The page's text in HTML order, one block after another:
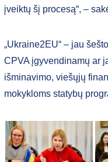
įveiktų šį procesą“, –
„Ukraine2EU“ – jau
CPVA įgyvendinamų ar
išminavimo, viešųjų
mokykloms statybų